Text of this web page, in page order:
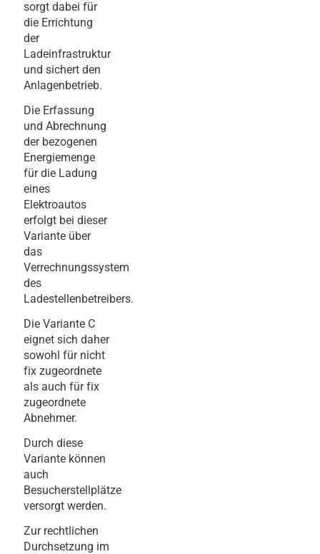
sorgt dabei für
die Errichtung
der
Ladeinfrastruktur
und sichert den
Anlagenbetrieb.
Die Erfassung
und Abrechnung
der bezogenen
Energiemenge
für die Ladung
eines
Elektroautos
erfolgt bei dieser
Variante über
das
Verrechnungssystem
des
Ladestellenbetreibers.
Die Variante C
eignet sich daher
sowohl für nicht
fix zugeordnete
als auch für fix
zugeordnete
Abnehmer.
Durch diese
Variante können
auch
Besucherstellplätze
versorgt werden.
Zur rechtlichen
Durchsetzung im